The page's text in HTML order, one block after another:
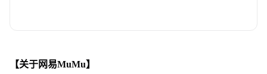
【关于网易MuMu】